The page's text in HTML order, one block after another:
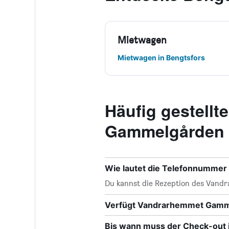
Mietwagen
Mietwagen in Bengtsfors
Häufig
Gammelgården
Wie lautet die
Du kannst die Rezeption des
Verfügt Vandrarhemmet
Bis wann muss der Check-